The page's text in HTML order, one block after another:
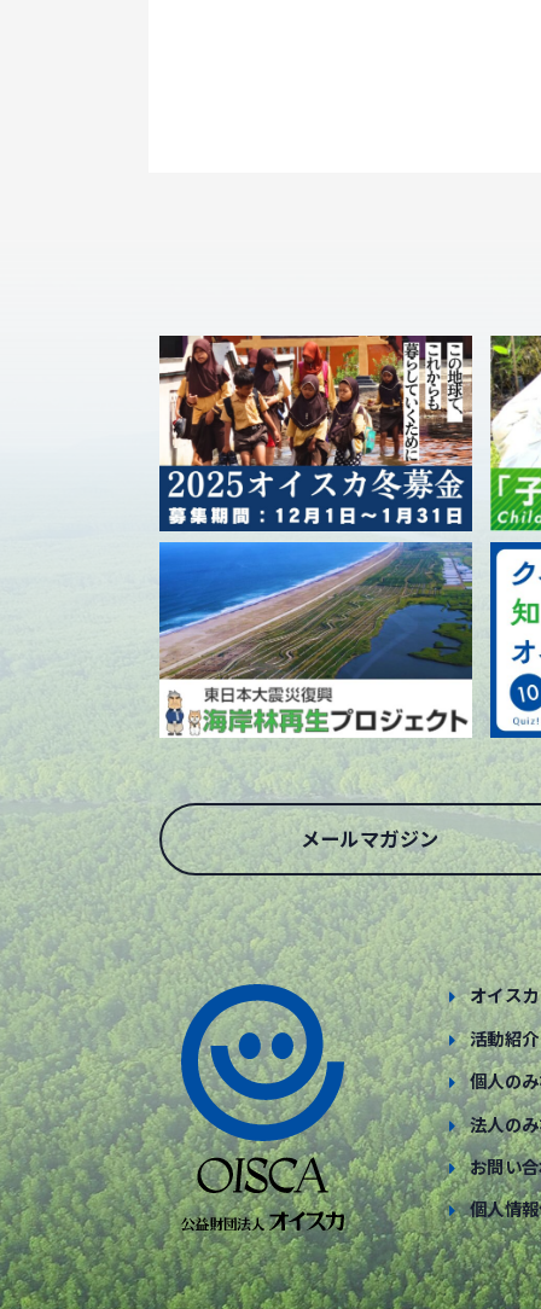
メールマガジン
オイス
活動紹介
個人の
法人の
お問い
個人情